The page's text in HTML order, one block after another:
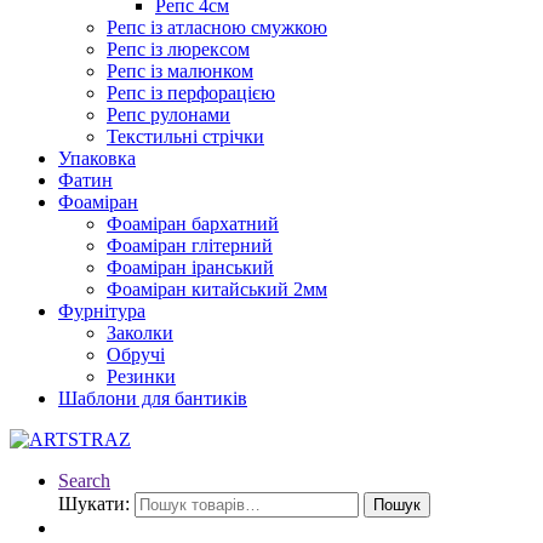
Репс 4см
Репс із атласною смужкою
Репс із люрексом
Репс із малюнком
Репс із перфорацією
Репс рулонами
Текстильні стрічки
Упаковка
Фатин
Фоаміран
Фоаміран бархатний
Фоаміран глітерний
Фоаміран іранський
Фоаміран китайський 2мм
Фурнітура
Заколки
Обручі
Резинки
Шаблони для бантиків
Search
Шукати:
Пошук